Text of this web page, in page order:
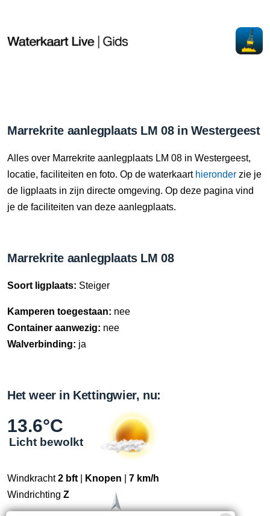
Marrekrite aanlegplaats LM 08 in Westergeest
Alles over Marrekrite aanlegplaats LM 08 in Westergeest,
locatie, faciliteiten en foto. Op de waterkaart hieronder zie je
de ligplaats in zijn directe omgeving. Op deze pagina vind
je de faciliteiten van deze aanlegplaats.
Marrekrite aanlegplaats LM 08
Soort ligplaats: Steiger
Kamperen toegestaan: nee
Container aanwezig: nee
Walverbinding: ja
Het weer in Kettingwier, nu:
13.6°C
Licht bewolkt
Windkracht2 bft Knopen
7 km/h
Windrichting Z